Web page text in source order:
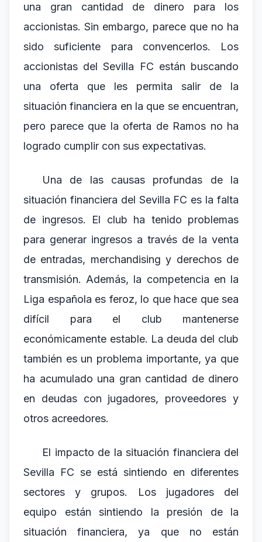
una gran cantidad de dinero para los
accionistas. Sin embargo, parece que no ha
sido suficiente para convencerlos. Los
accionistas del Sevilla FC están buscando
una oferta que les permita salir de la
situación financiera en la que se encuentran,
pero parece que la oferta de Ramos no ha
logrado cumplir con sus expectativas.
Una de las causas profundas de la
situación financiera del Sevilla FC es la falta
de ingresos. El club ha tenido problemas
para generar ingresos a través de la venta
de entradas, merchandising y derechos de
transmisión. Además, la competencia en la
Liga española es feroz, lo que hace que sea
difícil para el club mantenerse
económicamente estable. La deuda del club
también es un problema importante, ya que
ha acumulado una gran cantidad de dinero
en deudas con jugadores, proveedores y
otros acreedores.
El impacto de la situación financiera del
Sevilla FC se está sintiendo en diferentes
sectores y grupos. Los jugadores del
equipo están sintiendo la presión de la
situación financiera, ya que no están